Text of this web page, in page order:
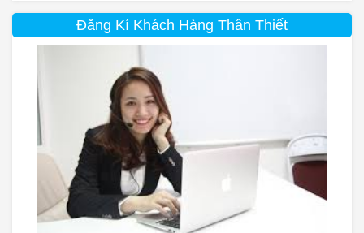
Đăng Kí Khách Hàng Thân Thiết